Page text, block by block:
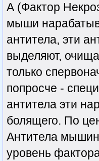
А (Фактор
мыши
антитела, эти
выделяют,
только
попросче -
антитела эти
болящего. По
Антитела
уровень